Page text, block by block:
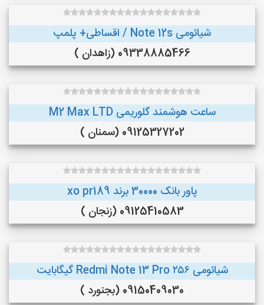
شیائومی Note 12s / اقساطی+ پلمپ
09338885466 (زاهدان )
ساعت هوشمند گلوریمی M2 Max LTD
09125327202 (سمنان )
پاور بانک 30000 برند xo pr189
09125410583 (زنجان )
شیائومی Redmi Note 13 Pro ۲۵۶ گیگابایت
09150409030 (بجنورد )